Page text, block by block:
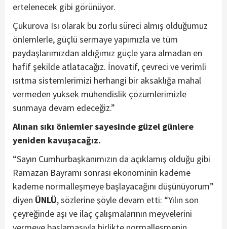
ertelenecek gibi görünüyor.
Çukurova Isı olarak bu zorlu süreci almış olduğumuz
önlemlerle, güçlü sermaye yapımızla ve tüm
paydaşlarımızdan aldığımız güçle yara almadan en
hafif şekilde atlatacağız. İnovatif, çevreci ve verimli
ısıtma sistemlerimizi herhangi bir aksaklığa mahal
vermeden yüksek mühendislik çözümlerimizle
sunmaya devam edeceğiz.”
Alınan sıkı önlemler sayesinde güzel günlere
yeniden kavuşacağız.
“Sayın Cumhurbaşkanımızın da açıklamış olduğu gibi
Ramazan Bayramı sonrası ekonominin kademe
kademe normalleşmeye başlayacağını düşünüyorum”
diyen ÜNLÜ, sözlerine şöyle devam etti: “Yılın son
çeyreğinde aşı ve ilaç çalışmalarının meyvelerini